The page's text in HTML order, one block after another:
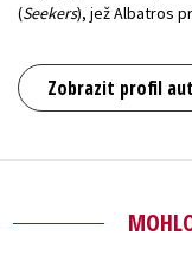
(Seekers), jež Albatros
Zobrazit profil